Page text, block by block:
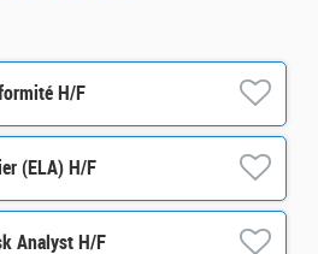
H/F
(ELA) H/F
Analyst H/F